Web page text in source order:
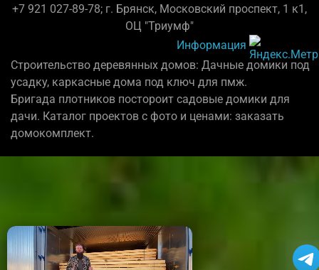
+7 921 027-89-78; г. Брянск, Московский проспект, 1 к1,
ОЦ "Триумф"
Информация
Строительство деревянных домов: Дачные домики под
усадку, каркасные дома под ключ для пмж.
Бригада плотников постороит садовые домики для
дачи. Каталог проектов с фото и ценами: заказать
домокомплект.